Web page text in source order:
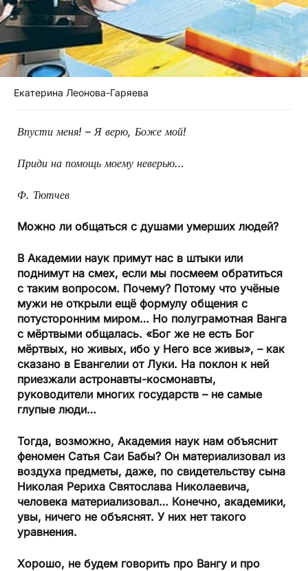
Екатерина Леонова-Гаряева
Впусти меня! – Я верю, Боже мой!
Приди на помощь моему неверью…
Ф. Тютчев
Можно ли общаться с душами умерших людей?
В Академии наук примут нас в штыки или
поднимут на смех, если мы посмеем обратиться
с таким вопросом. Почему? Потому что учёные
мужи не открыли ещё формулу общения с
потусторонним миром… Но полуграмотная Ванга
с мёртвыми общалась. «Бог же не есть Бог
мёртвых, но живых, ибо у Него все живы», – как
сказано в Евангелии от Луки. На поклон к ней
приезжали астронавты-космонавты,
руководители многих государств – не самые
глупые люди…
Тогда, возможно, Академия наук нам объяснит
феномен Сатья Саи Бабы? Он материализовал из
воздуха предметы, даже, по свидетельству сына
Николая Рериха Святослава Николаевича,
человека материализовал… Конечно, академики,
увы, ничего не объяснят. У них нет такого
уравнения.
Хорошо, не будем говорить про Вангу и про